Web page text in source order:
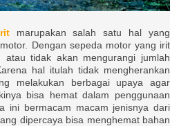
marupakan salah satu hal yang
Dengan sepeda motor yang irit
atau tidak akan mengurangi jumlah
hal itulah tidak mengherankan
melakukan berbagai upaya agar
bisa hemat dalam penggunaan
ini bermacam macam jenisnya dari
dipercaya bisa menghemat bahan